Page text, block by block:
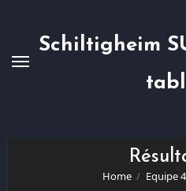
Schiltigheim
Home Equipe 4